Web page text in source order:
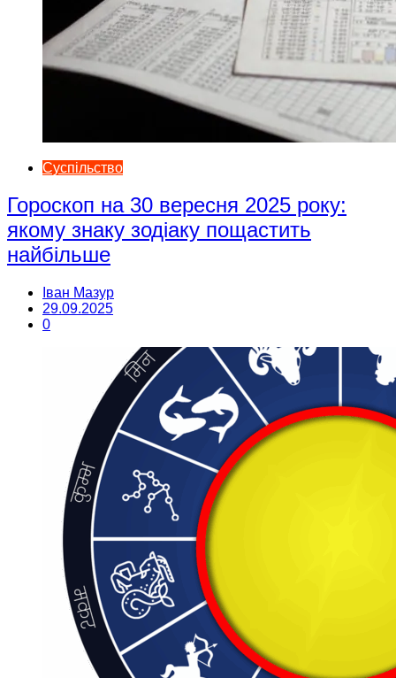
Суспільство
Гороскоп на 30 вересня 2025 року:
якому знаку зодіаку пощастить
найбільше
Іван Мазур
29.09.2025
0